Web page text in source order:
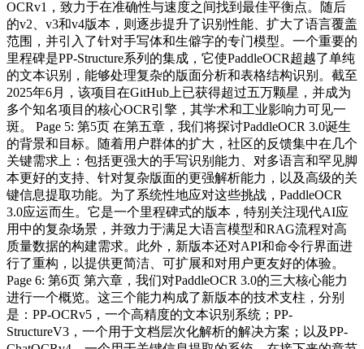
OCRv1，致力于在准确性与速度之间找到最佳平衡点。随后
的v2、v3和v4版本，则逐步提升了识别性能、扩大了语言覆盖
范围，并引入了针对手写体和生僻字的专门模型。一个重要的
里程碑是PP-Structure系列的集成，它使PaddleOCR超越了单纯
的文本识别，能够处理复杂的版面分析和表格结构识别。截至
2025年6月，该项目在GitHub上已获得超过五万颗星，并成为
多个知名项目的核心OCR引擎，其学术和工业影响力可见一
斑。 Page 5: 第5页 在第五章，我们将探讨PaddleOCR 3.0诞生
的背景和目标。随着用户群体的扩大，社区的反馈集中在几个
关键需求上：包括更强大的手写识别能力、对多语言和罕见脚
本更好的支持、针对复杂版面的更强解析能力，以及高级的关
键信息提取功能。为了系统性地应对这些挑战，PaddleOCR
3.0应运而生。它是一个里程碑式的版本，特别关注现代AI应
用中的复杂场景，并致力于满足大语言模型和RAG流程对高
质量数据的构建需求。此外，新版本还对API和命令行界面进
行了重构，以提供更简洁、可扩展和对用户更友好的体验。
Page 6: 第6页 第六章，我们对PaddleOCR 3.0的三大核心能力
进行一个概览。这三个能力构成了新版本的技术支柱，分别
是：PP-OCRv5，一个高精度的文本识别系统；PP-
StructureV3，一个用于文档层次化解析的解决方案；以及PP-